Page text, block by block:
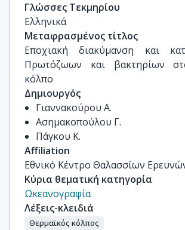
Γλώσσες Τεκμηρίου
Ελληνικά
Μεταφρασμένος τίτλος
Εποχιακή διακύμανση και
Πρωτόζωων και βακτηρίων
κόλπο
Δημιουργός
Γιαννακούρου Α.
Ασημακοπούλου Γ.
Πάγκου Κ.
Affiliation
Εθνικό Κέντρο Θαλασσίων
Κύρια θεματική κατηγορία
Ωκεανογραφία
Λέξεις-κλειδιά
Θερμαϊκός κόλπος